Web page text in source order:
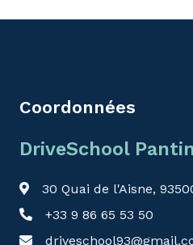
Coordonnées
DriveSchool
30 Quai de l'Aisne,
+33 9 86 65 53 50